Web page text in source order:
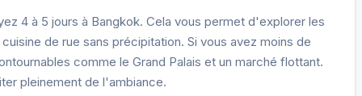
4 à 5 jours à Bangkok. Cela vous permet d'explorer les
de rue sans précipitation. Si vous avez moins de
comme le Grand Palais et un marché flottant.
pleinement de l'ambiance.